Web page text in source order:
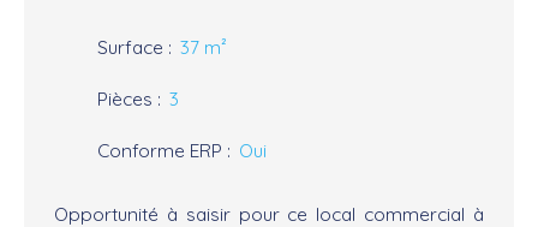
Surface : 37 m²
Pièces : 3
Conforme ERP : Oui
Opportunité à saisir pour ce local commercial à